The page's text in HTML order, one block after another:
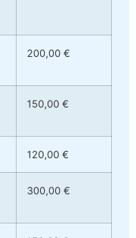
200,00 €
150,00 €
120,00 €
300,00 €